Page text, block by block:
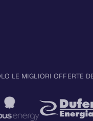
LE MIGLIORI OFFERTE